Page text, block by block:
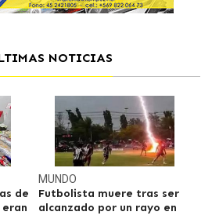
NOTICIAS
de
MUNDO
Futbolista muere tras ser
alcanzado por un rayo en